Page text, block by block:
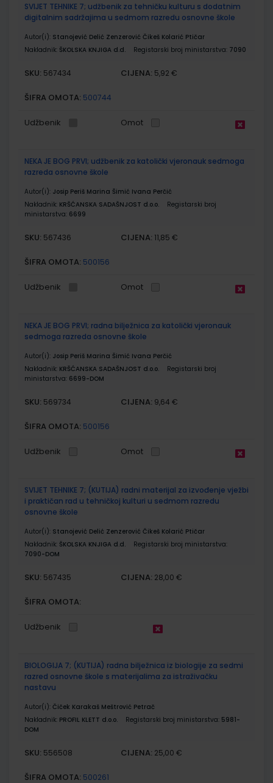
SVIJET TEHNIKE 7; udžbenik za tehničku kulturu s dodatnim
digitalnim sadržajima u sedmom razredu osnovne škole
Autor(i): Stanojević Delić Zenzerović Čikeš Kolarić Ptičar
Nakladnik: ŠKOLSKA KNJIGA d.d. Registarski broj ministarstva: 7090
SKU: 567434 CIJENA: 5,92 €
ŠIFRA OMOTA: 500744
Udžbenik Omot
NEKA JE BOG PRVI; udžbenik za katolički vjeronauk sedmoga
razreda osnovne škole
Autor(i): Josip Periš Marina Šimić Ivana Perčić
Nakladnik: KRŠĆANSKA SADAŠNJOST d.o.o.
Registarski broj
ministarstva: 6699
SKU: 567436 CIJENA: 11,85 €
ŠIFRA OMOTA: 500156
Udžbenik Omot
NEKA JE BOG PRVI; radna bilježnica za katolički vjeronauk
sedmoga razreda osnovne škole
Autor(i): Josip Periš Marina Šimić Ivana Perčić
Nakladnik: KRŠĆANSKA SADAŠNJOST d.o.o.
Registarski broj
ministarstva: 6699-DOM
SKU: 569734 CIJENA: 9,64 €
ŠIFRA OMOTA: 500156
Udžbenik Omot
SVIJET TEHNIKE 7; (KUTIJA) radni materijal za izvođenje vježbi
i praktičan rad u tehničkoj kulturi u sedmom razredu
osnovne škole
Autor(i): Stanojević Delić Zenzerović Čikeš Kolarić Ptičar
Nakladnik: ŠKOLSKA KNJIGA d.d.
Registarski broj ministarstva:
7090-DOM
SKU: 567435 CIJENA: 28,00 €
ŠIFRA OMOTA:
Udžbenik
BIOLOGIJA 7; (KUTIJA) radna bilježnica iz biologije za sedmi
razred osnovne škole s materijalima za istraživačku
nastavu
Autor(i): Čiček Karakaš Meštrović Petrač
Nakladnik: PROFIL KLETT d.o.o. Registarski broj ministarstva: 5981-
DOM
SKU: 556508 CIJENA: 25,00 €
ŠIFRA OMOTA: 500261